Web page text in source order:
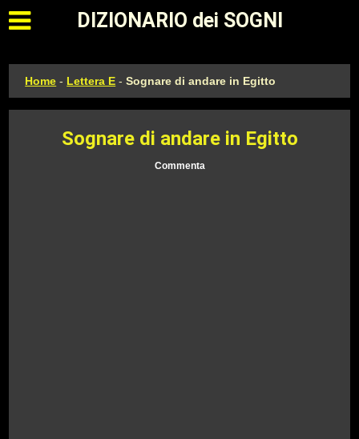
Apri il menu principale
DIZIONARIO dei SOGNI
Home - Lettera E -Sognare di andare in Egitto
Sognare di andare in Egitto
Commenta